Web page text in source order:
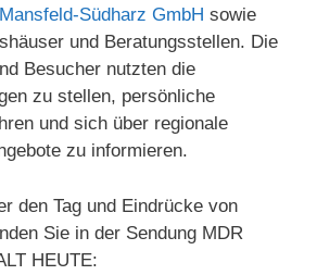
Südharz GmbH sowie
und Beratungsstellen. Die
Besucher nutzten die
zu stellen, persönliche
und sich über regionale
zu informieren.
den Tag und Eindrücke von
Sie in der Sendung MDR
HEUTE: